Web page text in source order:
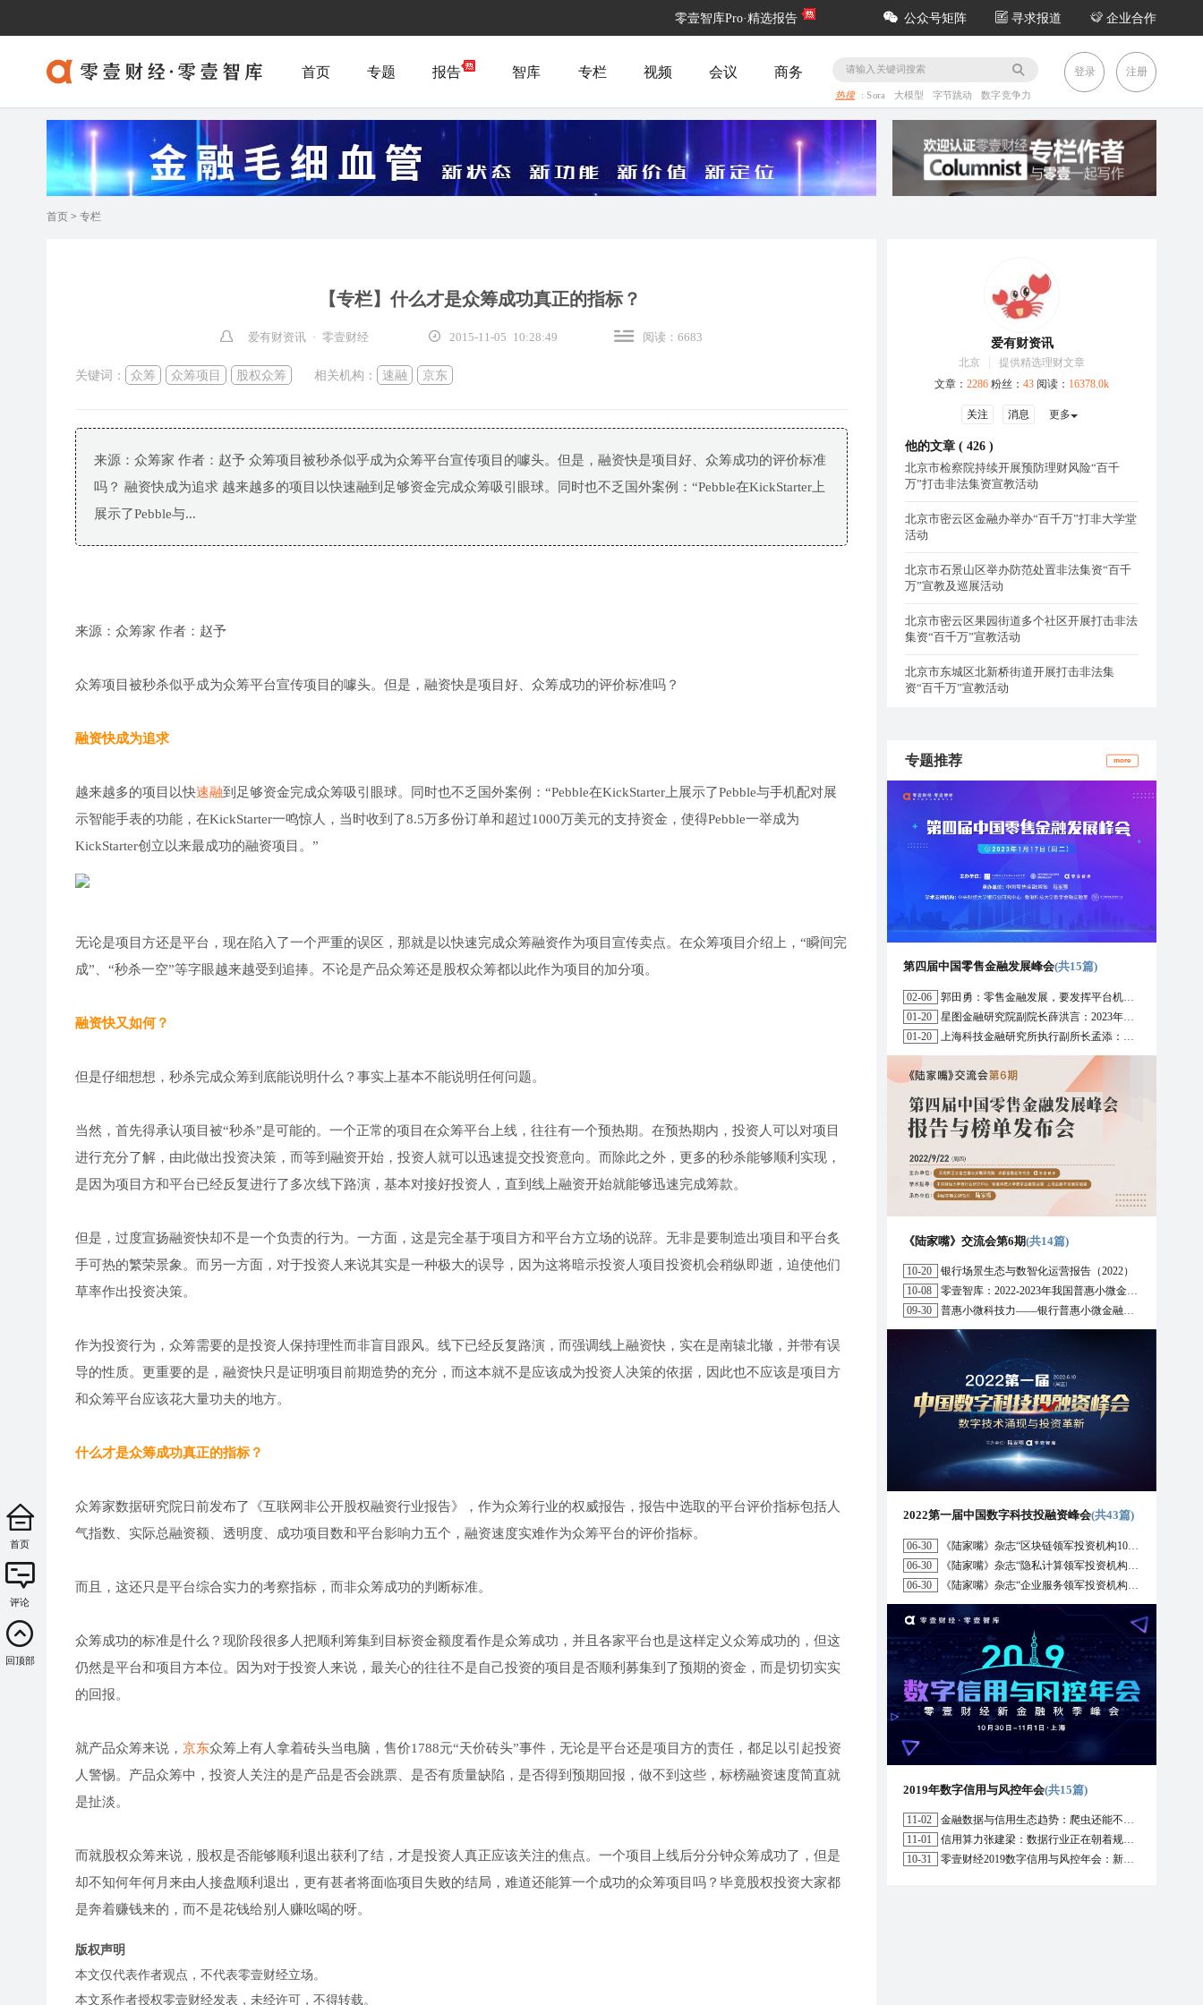
零壹智库Pro·精选报告 公众号矩阵 寻求报道 企业合作
首页 专题 报告 智库 专栏 视频 会议 商务
热搜 :Sora 大模型 字节跳动 数字竞争力
登录 注册
首页 > 专栏
【专栏】什么才是众筹成功真正的指标？
爱有财资讯 · 零壹财经 2015-11-05 10:28:49 阅读：6683
关键词： 众筹 众筹项目 股权众筹 相关机构： 速融 京东
来源：众筹家 作者：赵予 众筹项目被秒杀似乎成为众筹平台宣传项目的噱头。但是，融资快是项目好、众筹成功的评价标准
吗？ 融资快成为追求 越来越多的项目以快速融到足够资金完成众筹吸引眼球。同时也不乏国外案例：“Pebble在KickStarter上
展示了Pebble与...
来源：众筹家 作者：赵予
众筹项目被秒杀似乎成为众筹平台宣传项目的噱头。但是，融资快是项目好、众筹成功的评价标准吗？
融资快成为追求
越来越多的项目以快速融到足够资金完成众筹吸引眼球。同时也不乏国外案例：“Pebble在KickStarter上展示了Pebble与手机配对展
示智能手表的功能，在KickStarter一鸣惊人，当时收到了8.5万多份订单和超过1000万美元的支持资金，使得Pebble一举成为
KickStarter创立以来最成功的融资项目。”
无论是项目方还是平台，现在陷入了一个严重的误区，那就是以快速完成众筹融资作为项目宣传卖点。在众筹项目介绍上，“瞬间完
成”、“秒杀一空”等字眼越来越受到追捧。不论是产品众筹还是股权众筹都以此作为项目的加分项。
融资快又如何？
但是仔细想想，秒杀完成众筹到底能说明什么？事实上基本不能说明任何问题。
当然，首先得承认项目被“秒杀”是可能的。一个正常的项目在众筹平台上线，往往有一个预热期。在预热期内，投资人可以对项目
进行充分了解，由此做出投资决策，而等到融资开始，投资人就可以迅速提交投资意向。而除此之外，更多的秒杀能够顺利实现，
是因为项目方和平台已经反复进行了多次线下路演，基本对接好投资人，直到线上融资开始就能够迅速完成筹款。
但是，过度宣扬融资快却不是一个负责的行为。一方面，这是完全基于项目方和平台方立场的说辞。无非是要制造出项目和平台炙
手可热的繁荣景象。而另一方面，对于投资人来说其实是一种极大的误导，因为这将暗示投资人项目投资机会稍纵即逝，迫使他们
草率作出投资决策。
作为投资行为，众筹需要的是投资人保持理性而非盲目跟风。线下已经反复路演，而强调线上融资快，实在是南辕北辙，并带有误
导的性质。更重要的是，融资快只是证明项目前期造势的充分，而这本就不是应该成为投资人决策的依据，因此也不应该是项目方
和众筹平台应该花大量功夫的地方。
什么才是众筹成功真正的指标？
众筹家数据研究院日前发布了《互联网非公开股权融资行业报告》，作为众筹行业的权威报告，报告中选取的平台评价指标包括人
气指数、实际总融资额、透明度、成功项目数和平台影响力五个，融资速度实难作为众筹平台的评价指标。
而且，这还只是平台综合实力的考察指标，而非众筹成功的判断标准。
众筹成功的标准是什么？现阶段很多人把顺利筹集到目标资金额度看作是众筹成功，并且各家平台也是这样定义众筹成功的，但这
仍然是平台和项目方本位。因为对于投资人来说，最关心的往往不是自己投资的项目是否顺利募集到了预期的资金，而是切切实实
的回报。
就产品众筹来说， 京东众筹上有人拿着砖头当电脑，售价1788元“天价砖头”事件，无论是平台还是项目方的责任，都足以引起投资
人警惕。产品众筹中，投资人关注的是产品是否会跳票、是否有质量缺陷，是否得到预期回报，做不到这些，标榜融资速度简直就
是扯淡。
而就股权众筹来说，股权是否能够顺利退出获利了结，才是投资人真正应该关注的焦点。一个项目上线后分分钟众筹成功了，但是
却不知何年何月来由人接盘顺利退出，更有甚者将面临项目失败的结局，难道还能算一个成功的众筹项目吗？毕竟股权投资大家都
是奔着赚钱来的，而不是花钱给别人赚吆喝的呀。
版权声明
本文仅代表作者观点，不代表零壹财经立场。
本文系作者授权零壹财经发表，未经许可，不得转载。
爱有财资讯
北京
提供精选理财文章
文章： 2286 粉丝： 43 阅读： 16378.0k
关注 消息 更多
他的文章 ( 426 )
北京市检察院持续开展预防理财风险“百千
万”打击非法集资宣教活动
北京市密云区金融办举办“百千万”打非大学堂
活动
北京市石景山区举办防范处置非法集资“百千
万”宣教及巡展活动
北京市密云区果园街道多个社区开展打击非法
集资“百千万”宣教活动
北京市东城区北新桥街道开展打击非法集
资“百千万”宣教活动
专题推荐 more
第四届中国零售金融发展峰会(共15篇)
02-06
郭田勇：零售金融发展，要发挥平台机构的作用
01-20
星图金融研究院副院长薛洪言：2023年消费信贷或迎来新起点
01-20
上海科技金融研究所执行副所长孟添：开放银行与嵌入式金融为数字普惠金融带来更大发展空间
《陆家嘴》交流会第6期(共14篇)
10-20
银行场景生态与数智化运营报告（2022）
10-08
零壹智库：2022-2023年我国普惠小微金融十大趋势展望
09-30
普惠小微科技力——银行普惠小微金融战略与科技解决方案研究报告（2022）
2022第一届中国数字科技投融资峰会(共43篇)
06-30
《陆家嘴》杂志“区块链领军投资机构10强”榜单正式发布
06-30
《陆家嘴》杂志“隐私计算领军投资机构10强”榜单正式发布
06-30
《陆家嘴》杂志“企业服务领军投资机构10强”榜单正式发布
2019年数字信用与风控年会(共15篇)
11-02
金融数据与信用生态趋势：爬虫还能不能用？区块链能解决哪些问题？
11-01
信用算力张建梁：数据行业正在朝着规范化方向演进，数据确权是数据开放的前提
10-31
零壹财经2019数字信用与风控年会：新形势下行业的机遇与挑战
首页
评论
回顶部